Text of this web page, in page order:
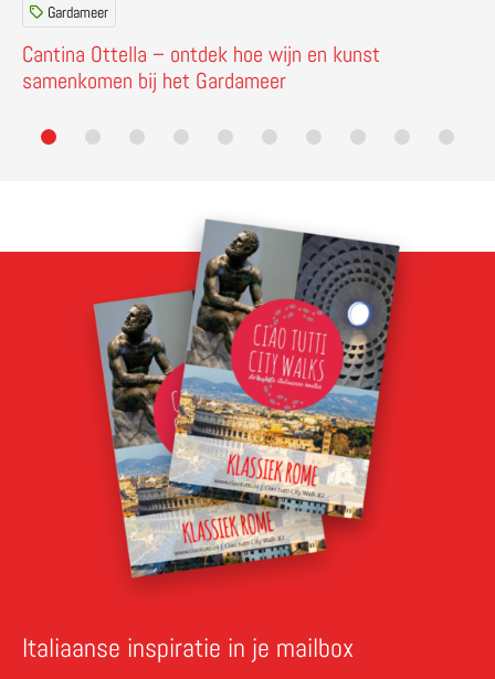
Cantina Ottella – ontdek hoe wijn en kunst
samenkomen bij het Gardameer
Gardameer
Italiaanse inspiratie in je mailbox